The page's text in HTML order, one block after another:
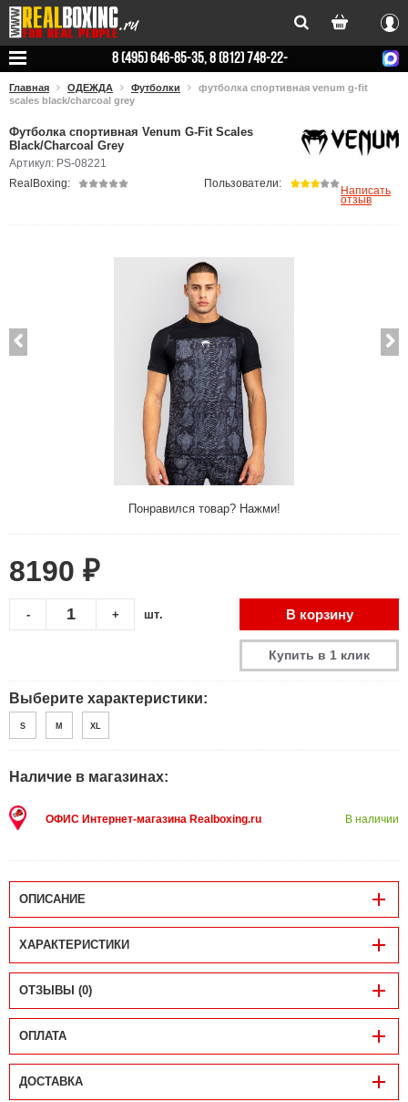
Вход
8 (495) 646-85-35, 8 (812) 748-22-
Главная ОДЕЖДА Футболки
футболка спортивная venum g-fit
scales black/charcoal grey
Футболка спортивная Venum G-Fit Scales
Black/Charcoal Grey
Артикул: PS-08221
Понравился товар? Нажми!
RealBoxing: Пользователи:
Написать
отзыв
8190 ₽
+
- шт. В корзину
Купить в 1 клик
Выберите характеристики:
S M XL
Наличие в магазинах:
ОФИС Интернет-магазина Realboxing.ru В наличии
ОПИСАНИЕ
ХАРАКТЕРИСТИКИ
ОТЗЫВЫ (0)
ОПЛАТА
ДОСТАВКА